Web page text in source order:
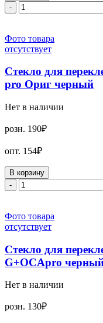
-
Фото товара
отсутствует
Стекло для
pro Ориг черный
Нет в наличии
розн. 190₽
опт. 154₽
В корзину
-
Фото товара
отсутствует
Стекло для
G+OCApro
Нет в наличии
розн. 130₽